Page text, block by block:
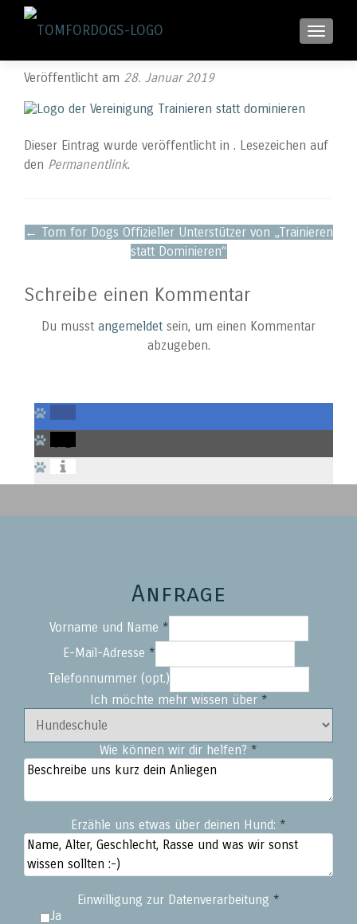
Veröffentlicht am 28. Januar 2019
Dieser Eintrag wurde veröffentlicht in . Lesezeichen auf
den Permanentlink.
Beitragsnavigation
← Tom for Dogs Offizieller Unterstützer von „Trainieren
statt Dominieren“
Schreibe einen Kommentar
Du musst angemeldet sein, um einen Kommentar
abzugeben.
Anfrage
Vorname und Name *
E-Mail-Adresse *
Telefonnummer (opt.)
Ich möchte mehr wissen über *
Wie können wir dir helfen? *
Erzähle uns etwas über deinen Hund: *
Einwilligung zur Datenverarbeitung *
Ja